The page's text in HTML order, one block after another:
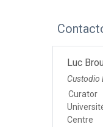
Luc
Custodio
Curator
Centre